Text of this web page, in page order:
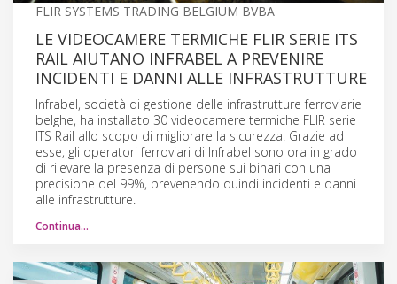
FLIR SYSTEMS TRADING BELGIUM BVBA
LE VIDEOCAMERE TERMICHE FLIR SERIE ITS
RAIL AIUTANO INFRABEL A PREVENIRE
INCIDENTI E DANNI ALLE INFRASTRUTTURE
Infrabel, società di gestione delle infrastrutture ferroviarie
belghe, ha installato 30 videocamere termiche FLIR serie
ITS Rail allo scopo di migliorare la sicurezza. Grazie ad
esse, gli operatori ferroviari di Infrabel sono ora in grado
di rilevare la presenza di persone sui binari con una
precisione del 99%, prevenendo quindi incidenti e danni
alle infrastrutture.
Continua…